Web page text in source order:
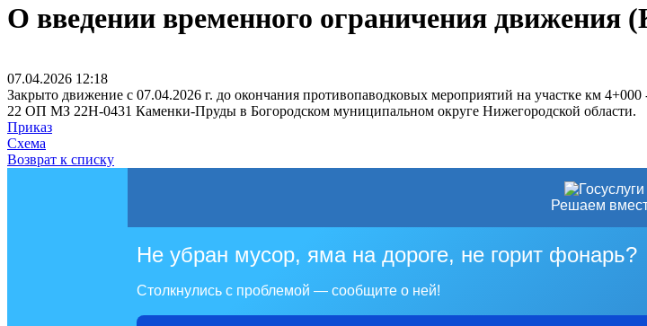
О введении временного ограничения
07.04.2026 12:18
Закрыто движение с 07.04.2026 г. до окончания противопаводковых мероприятий на участке км
22 ОП МЗ 22Н-0431 Каменки-Пруды в Богородском муниципальном округе Нижегородской области.
Приказ
Схема
Возврат к списку
Решаем
Не убран мусор, яма на дороге, не горит фонарь?
Столкнулись с проблемой — сообщите о ней!